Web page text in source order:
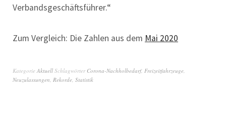
Verbandsgeschäftsführer.“
Zum Vergleich: Die Zahlen aus dem Mai 2020
Kategorie Aktuell Schlagwörter Corona-Nachholbedarf, Freizeitfahrzeuge,
Neuzulassungen, Rekorde, Statistik